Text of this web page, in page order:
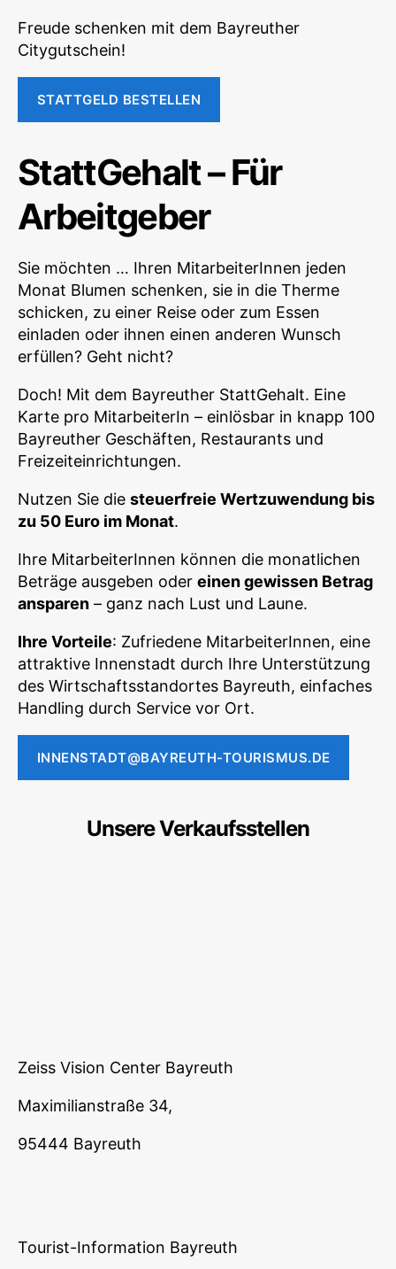
Freude schenken mit dem Bayreuther
Citygutschein!
STATTGELD BESTELLEN
StattGehalt – Für
Arbeitgeber
Sie möchten … Ihren MitarbeiterInnen jeden
Monat Blumen schenken, sie in die Therme
schicken, zu einer Reise oder zum Essen
einladen oder ihnen einen anderen Wunsch
erfüllen? Geht nicht?
Doch! Mit dem Bayreuther StattGehalt. Eine
Karte pro MitarbeiterIn – einlösbar in knapp 100
Bayreuther Geschäften, Restaurants und
Freizeiteinrichtungen.
Nutzen Sie die steuerfreie Wertzuwendung bis
zu 50 Euro im Monat.
Ihre MitarbeiterInnen können die monatlichen
Beträge ausgeben oder einen gewissen Betrag
ansparen – ganz nach Lust und Laune.
Ihre Vorteile: Zufriedene MitarbeiterInnen, eine
attraktive Innenstadt durch Ihre Unterstützung
des Wirtschaftsstandortes Bayreuth, einfaches
Handling durch Service vor Ort.
INNENSTADT@BAYREUTH-TOURISMUS.DE
Unsere Verkaufsstellen
Zeiss Vision Center Bayreuth
Maximilianstraße 34,
95444 Bayreuth
Tourist-Information Bayreuth